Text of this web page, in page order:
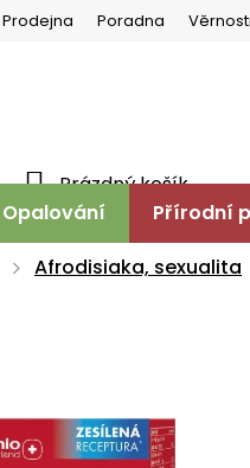
Prodejna Poradna
KOŠÍK
Prázdný košík
Opalování Přírodní
Afrodisiaka, sexualita